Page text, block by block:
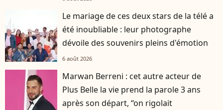
Le mariage de ces deux stars de la télé a
été inoubliable : leur photographe
dévoile des souvenirs pleins d'émotion
6 août 2026
Marwan Berreni : cet autre acteur de
Plus Belle la vie prend la parole 3 ans
après son départ, “on rigolait